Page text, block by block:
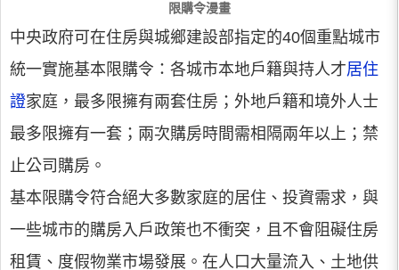
限購令漫畫
中央政府可在住房與城鄉建設部指定的40個重點城市
統一實施基本限購令：各城市本地戶籍與持人才居住
證家庭，最多限擁有兩套住房；外地戶籍和境外人士
最多限擁有一套；兩次購房時間需相隔兩年以上；禁
止公司購房。
基本限購令符合絕大多數家庭的居住、投資需求，與
一些城市的購房入戶政策也不衝突，且不會阻礙住房
租賃、度假物業市場發展。在人口大量流入、土地供